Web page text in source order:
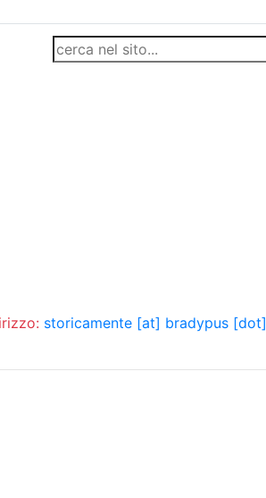
storicamente [at] bradypus [dot]